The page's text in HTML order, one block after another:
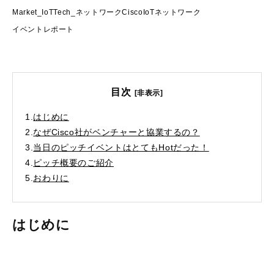
Market_IoTTech_ネットワークCiscoIoTネットワーク
イベントレポート
目次 [非表示]
1. はじめに
2. なぜCisco社がベンチャーと協業するの？
3. 当日のピッチイベントはとてもHotだった！
4. ピッチ概要のご紹介
5. おわりに
はじめに